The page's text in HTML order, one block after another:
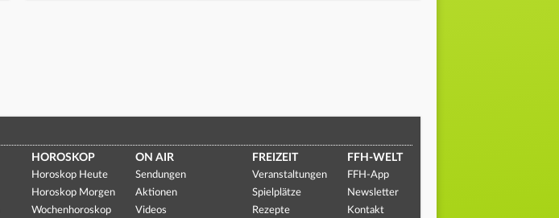
HOROSKOP
Horoskop Heute
Horoskop Morgen
Wochenhoroskop
ON AIR
Sendungen
Aktionen
Videos
FREIZEIT
Veranstaltungen
Spielplätze
Rezepte
FFH-WELT
FFH-App
Newsletter
Kontakt